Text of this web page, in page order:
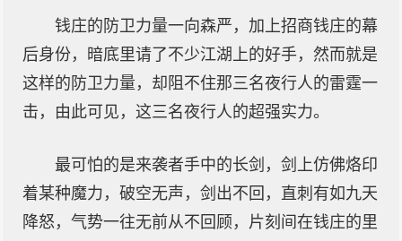
钱庄的防卫力量一向森严，加上招商钱庄的幕
后身份，暗底里请了不少江湖上的好手，然而就是
这样的防卫力量，却阻不住那三名夜行人的雷霆一
击，由此可见，这三名夜行人的超强实力。
最可怕的是来袭者手中的长剑，剑上仿佛烙印
着某种魔力，破空无声，剑出不回，直刺有如九天
降怒，气势一往无前从不回顾，片刻间在钱庄的里